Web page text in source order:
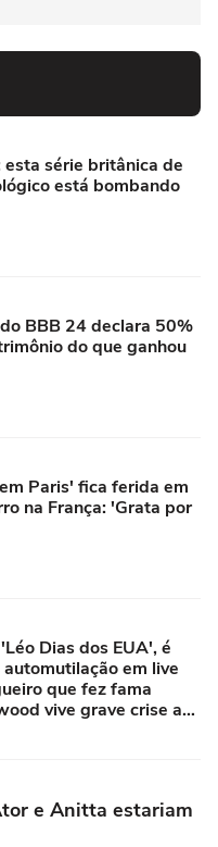
esta série britânica de
está bombando
BBB 24 declara 50%
do que ganhou
Paris' fica ferida em
na França: 'Grata por
Dias dos EUA', é
em live
que fez fama
vive grave crise aos
e Anitta estariam